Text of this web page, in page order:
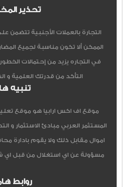
تحذير
التجارة بالعملات الأجنبية تتضمن
الممكن ألا تكون مناسبة لجميع
في التجاره يزيد من إحتمالات
التأكد من قدرتك العلمية و
تنبيه
موقع اف اكس ارابيا هو موقع
المستثمر العربي مبادئ الاستثمار و
اموال مقابل ذلك ولا يقوم بادارة
مسؤولة عن اي استغلال من قبل
روابط